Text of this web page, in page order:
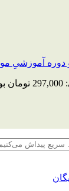
دوره آموزشیِ